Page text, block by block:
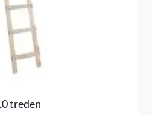
treden